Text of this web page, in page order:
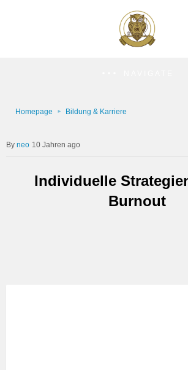
Homepage Bildung & Karriere
neo 10 Jahren ago
Individuelle
Burnout